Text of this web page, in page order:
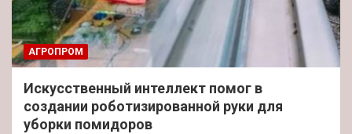
АГРОПРОМ
Искусственный интеллект помог в
создании роботизированной руки для
уборки помидоров